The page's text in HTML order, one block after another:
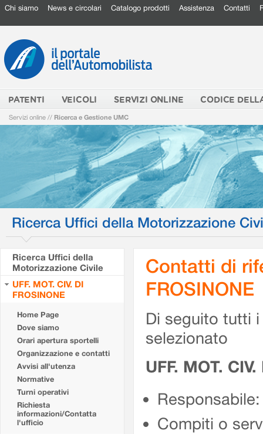
Chi siamo News e circolari Catalogo prodotti Assistenza Contatti
PATENTI VEICOLI SERVIZI ONLINE CODICE
Servizi online // Ricerca e Gestione UMC
Ricerca Uffici della Motorizzazione
Ricerca Uffici della
Motorizzazione Civile
UFF. MOT. CIV. DI
FROSINONE
Home Page
Dove siamo
Orari apertura sportelli
Organizzazione e contatti
Avvisi all'utenza
Normative
Turni operativi
Richiesta
informazioni/Contatta
l'ufficio
Contatti di
FROSINONE
Di seguito tutti
selezionato
UFF. MOT.
Compiti o